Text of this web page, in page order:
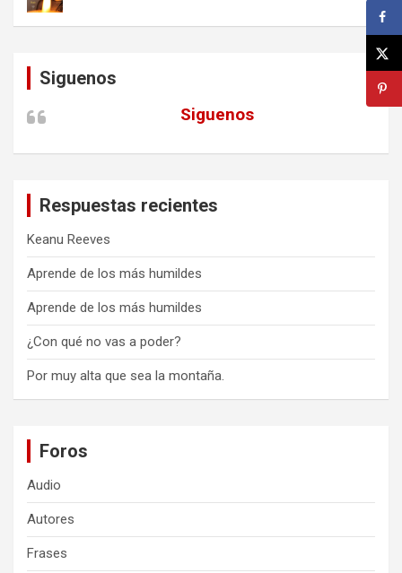
Siguenos
Siguenos
Respuestas recientes
Keanu Reeves
Aprende de los más humildes
Aprende de los más humildes
¿Con qué no vas a poder?
Por muy alta que sea la montaña.
Foros
Audio
Autores
Frases